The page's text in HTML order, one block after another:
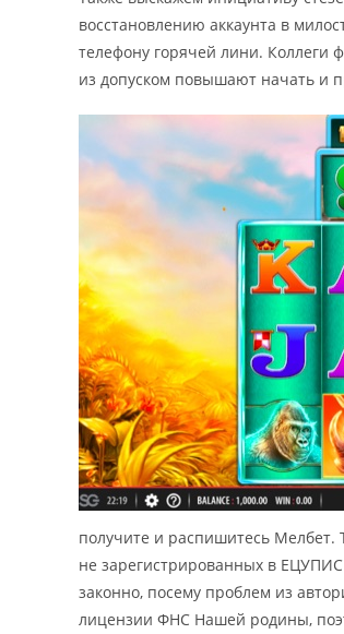
восстановлению аккаунта в
телефону горячей лини. Коллеги
из допуском повышают начать и
получите и распишитесь Мелбет.
не зарегистрированных в
законно, посему проблем из
лицензии ФНС Нашей родины,